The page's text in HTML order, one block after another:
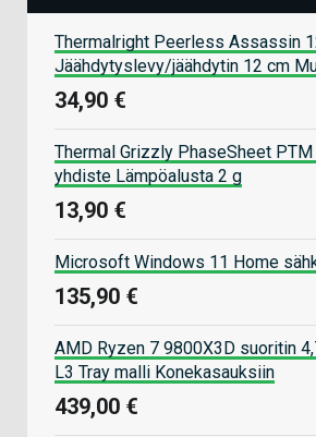
Thermalright Peerless Assassin
Jäähdytyslevy/jäähdytin 12 cm
34,90 €
Thermal Grizzly PhaseSheet
yhdiste Lämpöalusta 2 g
13,90 €
Microsoft Windows 11 Home
135,90 €
AMD Ryzen 7 9800X3D suoritin
L3 Tray malli Konekasauksiin
439,00 €